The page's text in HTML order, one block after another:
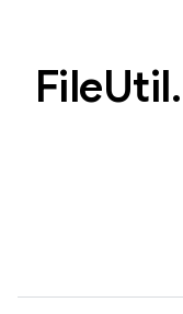
‫FileUtil.